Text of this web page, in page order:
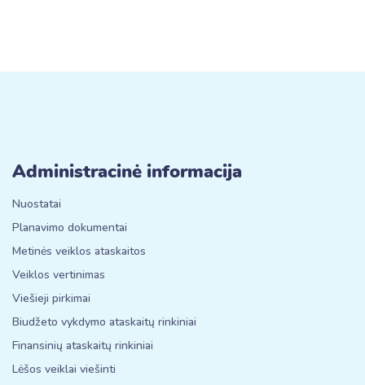
Administracinė informacija
Nuostatai
Planavimo dokumentai
Metinės veiklos ataskaitos
Veiklos vertinimas
Viešieji pirkimai
Biudžeto vykdymo ataskaitų rinkiniai
Finansinių ataskaitų rinkiniai
Lėšos veiklai viešinti